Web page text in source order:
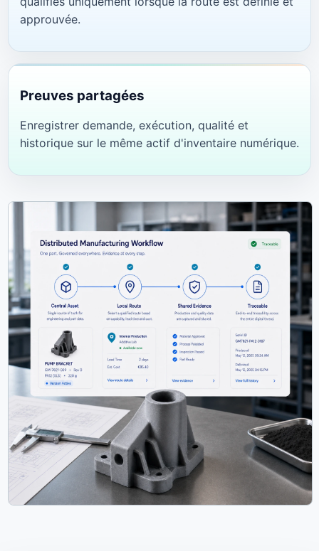
approuvée.
Preuves partagées
Enregistrer demande, exécution, qualité et
historique sur le même actif d'inventaire numérique.